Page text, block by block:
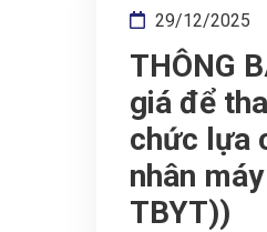
29/12/2025
THÔNG
giá để
chức lựa
nhân
TBYT))